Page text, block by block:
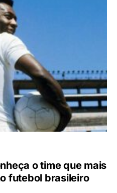
o time que mais
futebol brasileiro